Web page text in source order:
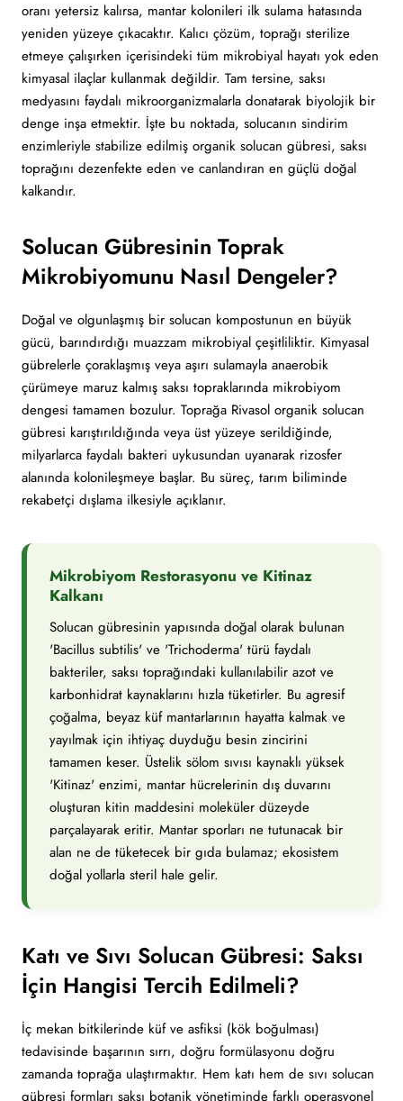
oranı yetersiz kalırsa, mantar kolonileri ilk sulama hatasında
yeniden yüzeye çıkacaktır. Kalıcı çözüm, toprağı sterilize
etmeye çalışırken içerisindeki tüm mikrobiyal hayatı yok eden
kimyasal ilaçlar kullanmak değildir. Tam tersine, saksı
medyasını faydalı mikroorganizmalarla donatarak biyolojik bir
denge inşa etmektir. İşte bu noktada, solucanın sindirim
enzimleriyle stabilize edilmiş organik solucan gübresi, saksı
toprağını dezenfekte eden ve canlandıran en güçlü doğal
kalkandır.
Solucan Gübresinin Toprak
Mikrobiyomunu Nasıl Dengeler?
Doğal ve olgunlaşmış bir solucan kompostunun en büyük
gücü, barındırdığı muazzam mikrobiyal çeşitliliktir. Kimyasal
gübrelerle çoraklaşmış veya aşırı sulamayla anaerobik
çürümeye maruz kalmış saksı topraklarında mikrobiyom
dengesi tamamen bozulur. Toprağa Rivasol organik solucan
gübresi karıştırıldığında veya üst yüzeye serildiğinde,
milyarlarca faydalı bakteri uykusundan uyanarak rizosfer
alanında kolonileşmeye başlar. Bu süreç, tarım biliminde
rekabetçi dışlama ilkesiyle açıklanır.
Mikrobiyom Restorasyonu ve Kitinaz
Kalkanı
Solucan gübresinin yapısında doğal olarak bulunan
'Bacillus subtilis' ve 'Trichoderma' türü faydalı
bakteriler, saksı toprağındaki kullanılabilir azot ve
karbonhidrat kaynaklarını hızla tüketirler. Bu agresif
çoğalma, beyaz küf mantarlarının hayatta kalmak ve
yayılmak için ihtiyaç duyduğu besin zincirini
tamamen keser. Üstelik sölom sıvısı kaynaklı yüksek
'Kitinaz' enzimi, mantar hücrelerinin dış duvarını
oluşturan kitin maddesini moleküler düzeyde
parçalayarak eritir. Mantar sporları ne tutunacak bir
alan ne de tüketecek bir gıda bulamaz; ekosistem
doğal yollarla steril hale gelir.
Katı ve Sıvı Solucan Gübresi: Saksı
İçin Hangisi Tercih Edilmeli?
İç mekan bitkilerinde küf ve asfiksi (kök boğulması)
tedavisinde başarının sırrı, doğru formülasyonu doğru
zamanda toprağa ulaştırmaktır. Hem katı hem de sıvı solucan
gübresi formları saksı botanik yönetiminde farklı operasyonel